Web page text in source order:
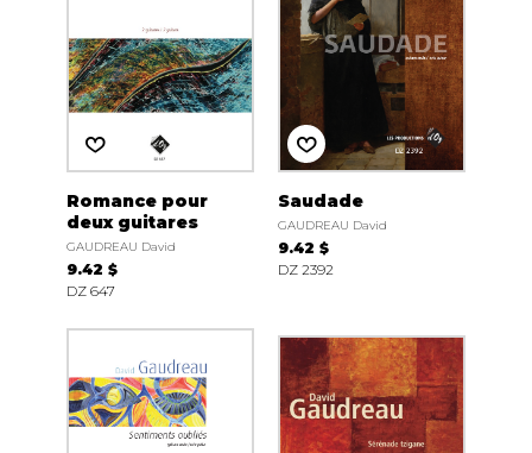
Romance pour
deux guitares
GAUDREAU David
9.42 $
DZ 647
Saudade
GAUDREAU David
9.42 $
DZ 2392